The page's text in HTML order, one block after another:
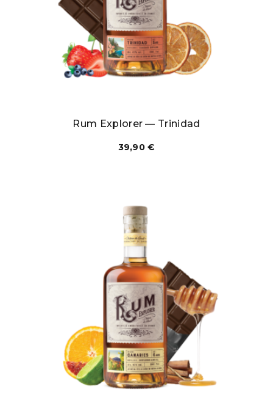
Rum Explorer — Trinidad
39,90€